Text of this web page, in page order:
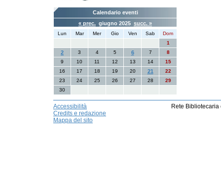
Calendario eventi
« prec. giugno 2025 succ. »
Lun Mar Mer Gio Ven Sab
Dom
1
2 3 4 5 6 7
8
9
10 11 12 13 14
15
16
17 18 19 20 21
22
23
24 25 26 27 28
29
30
Accessibilità
Credits e redazione
Mappa del sito
Rete